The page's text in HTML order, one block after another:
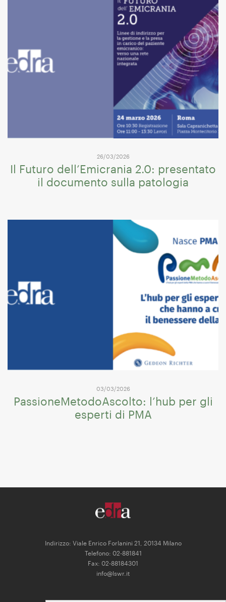
26/03/2026
Il Futuro dell’Emicrania 2.0: presentato
il documento sulla patologia
03/03/2026
PassioneMetodoAscolto: l’hub per gli
esperti di PMA
Indirizzo: Viale Enrico Forlanini 21, 20134 Milano
Telefono: 02-881841
Fax: 02-88184301
info@lswr.it